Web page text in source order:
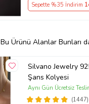
Sepette %35 İndirim
Bu Ürünü Alanlar Bunları
Silvano Jewelry
Şans Kolyesi
(1447)
Aynı Gün Ücretsiz